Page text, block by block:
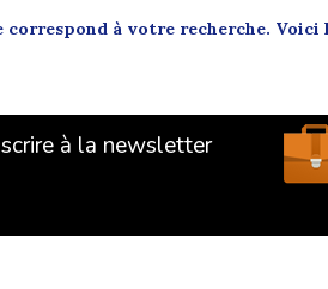
correspond à votre recherche.
à la newsletter